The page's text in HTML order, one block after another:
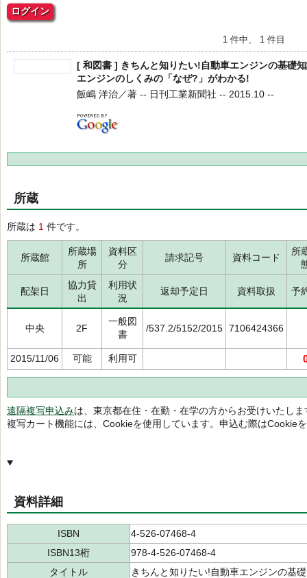
ログイン
1 件中、 1 件目
[ 和図書 ] きちんと知りたい!自動車エンジンの基礎
エンジンのしくみの「なぜ?」がわかる!
飯嶋 洋治／著 -- 日刊工業新聞社 -- 2015.10 --
所蔵
所蔵は 1 件です。
所蔵館
所蔵場
所
資料区
分
請求記号 資料コード
所
配架日
協力貸
出
利用状
況
返却予定日 資料取扱 予
中央 2F
一般図
書
/537.2/5152/2015 7106424366
2015/11/06 可能 利用可
遠隔複写申込みは、東京都在住・在勤・在学の方からお受けいたしま
複写カート機能には、Cookieを使用しています。申込む際はCookie
資料詳細
ISBN
4-526-07468-4
ISBN13桁
978-4-526-07468-4
タイトル
きちんと知りたい!自動車エンジンの基